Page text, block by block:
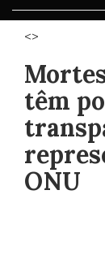
<>
têm
ONU